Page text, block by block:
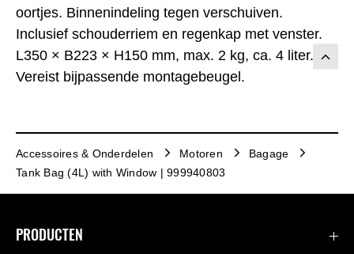
oortjes. Binnenindeling tegen verschuiven.
Inclusief schouderriem en regenkap met venster.
L350 × B223 × H150 mm, max. 2 kg, ca. 4 liter.
Vereist bijpassende montagebeugel.
Accessoires & Onderdelen Motoren
Bagage
Tank Bag (4L) with Window | 999940803
PRODUCTEN